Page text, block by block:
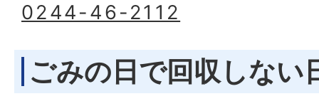
0244-46-2112
ごみの日で回収しない